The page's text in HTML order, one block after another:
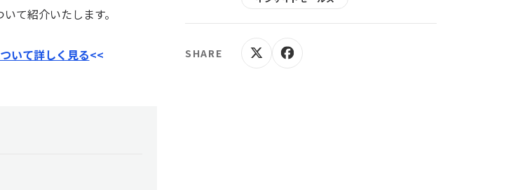
て紹介いたします。
いて詳しく見る<< SHARE